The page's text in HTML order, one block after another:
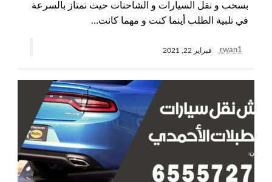
بسحب و نقل السيارات و الشاحنات حيث نمتاز بالسرعة
في تلبية الطلب أينما كنت و مهما كانت…
rwan1 فبراير 22, 2021